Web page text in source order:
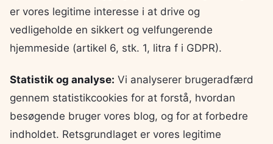
er vores legitime interesse i at drive og
vedligeholde en sikkert og velfungerende
hjemmeside (artikel 6, stk. 1, litra f i GDPR).
Statistik og analyse: Vi analyserer brugeradfærd
gennem statistikcookies for at forstå, hvordan
besøgende bruger vores blog, og for at forbedre
indholdet. Retsgrundlaget er vores legitime